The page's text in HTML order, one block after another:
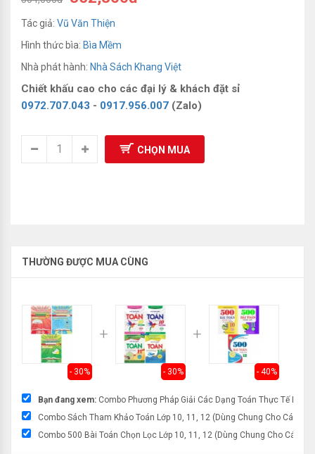
Sách Luyện Thi Olympic
Tác giả: Vũ Văn Thiện
Hình thức bìa: Bìa Mềm
Nhà phát hành: Nhà Sách Khang Việt
Chiết khấu cao cho các đại lý & khách đặt sỉ
0972.707.043 - 0917.956.007 (Zalo)
CHỌN MUA
THƯỜNG ĐƯỢC MUA CÙNG
- 30% - 30% - 40%
Bạn đang xem: Combo Phương Pháp Giải Các Dạng Toán Thực Tế Lớp
Combo Sách Tham Khảo Toán Lớp 10, 11, 12 (Dùng Chung Cho Các Bộ
Combo 500 Bài Toán Chọn Lọc Lớp 10, 11, 12 (Dùng Chung Cho Các